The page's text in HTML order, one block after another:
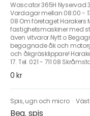
Wascator 365H Nyservad
Vardagar mellan 08:00 -
08 Om företaget Harakers
fastighetsmaskiner med
även vitvaror.Nytt o
begagnade åk och
och åkgräsklippare!
17. Tel. 021 - 711 08
0 kr
Spis, ugn och micro ·
Beg. spis